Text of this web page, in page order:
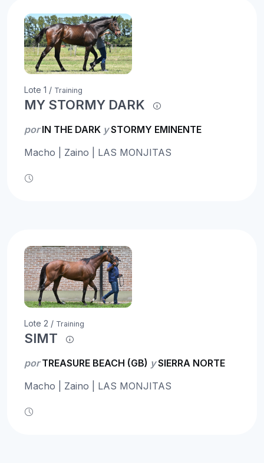
Lote 1 / Training
MY STORMY DARK
porIN THE DARK ySTORMY EMINENTE
Macho | Zaino | LAS MONJITAS
Lote 2 / Training
SIMT
porTREASURE BEACH (GB) ySIERRA NORTE
Macho | Zaino | LAS MONJITAS